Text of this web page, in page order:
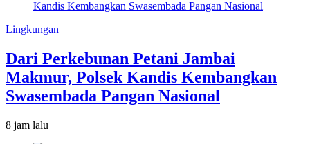
Lingkungan
Dari Perkebunan Petani Jambai
Makmur, Polsek Kandis Kembangkan
Swasembada Pangan Nasional
8 jam lalu